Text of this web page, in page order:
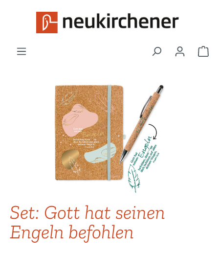
Zum Hauptinhalt springen
Bildergalerie überspringen
Set: Gott hat seinen
Engeln befohlen